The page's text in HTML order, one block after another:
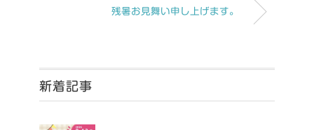
残暑お見舞い申し上げます。
新着記事